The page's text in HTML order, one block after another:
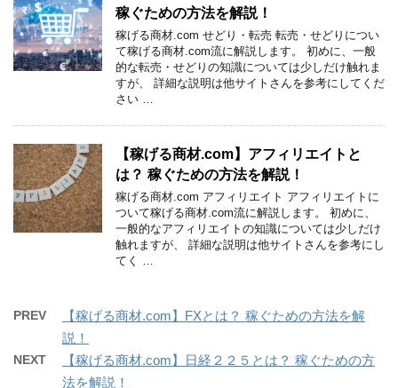
稼ぐための方法を解説！
稼げる商材.com せどり・転売 転売・せどりについ
て稼げる商材.com流に解説します。 初めに、一般
的な転売・せどりの知識については少しだけ触れま
すが、 詳細な説明は他サイトさんを参考にしてくだ
さい …
【稼げる商材.com】アフィリエイトと
は？ 稼ぐための方法を解説！
稼げる商材.com アフィリエイト アフィリエイトに
ついて稼げる商材.com流に解説します。 初めに、
一般的なアフィリエイトの知識については少しだけ
触れますが、 詳細な説明は他サイトさんを参考にし
てく …
PREV
【稼げる商材.com】FXとは？ 稼ぐための方法を解
説！
NEXT
【稼げる商材.com】日経２２５とは？ 稼ぐための方
法を解説！